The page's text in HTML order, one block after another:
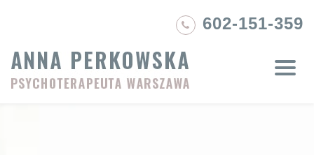
content
602-151-359